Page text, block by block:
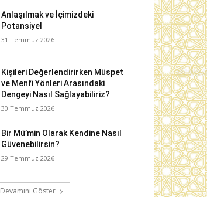
Anlaşılmak ve İçimizdeki
Potansiyel
31 Temmuz 2026
Kişileri Değerlendirirken Müspet
ve Menfi Yönleri Arasındaki
Dengeyi Nasıl Sağlayabiliriz?
30 Temmuz 2026
Bir Mü’min Olarak Kendine Nasıl
Güvenebilirsin?
29 Temmuz 2026
Devamını Göster